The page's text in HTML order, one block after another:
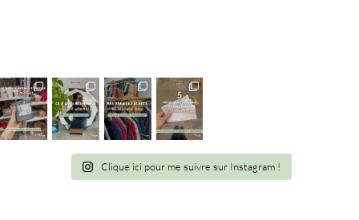
Clique ici pour me suivre sur Instagram !